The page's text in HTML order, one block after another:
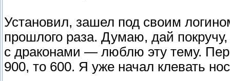
Установил, зашел под своим
прошлого раза. Думаю, дай
с драконами — люблю эту тему.
900, то 600. Я уже начал клевать